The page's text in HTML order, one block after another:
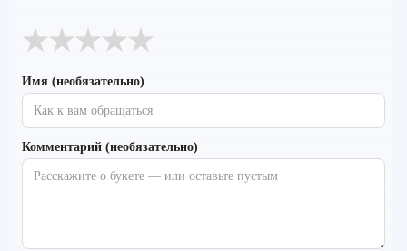
★
★
★
★
★
Имя (необязательно)
Комментарий (необязательно)